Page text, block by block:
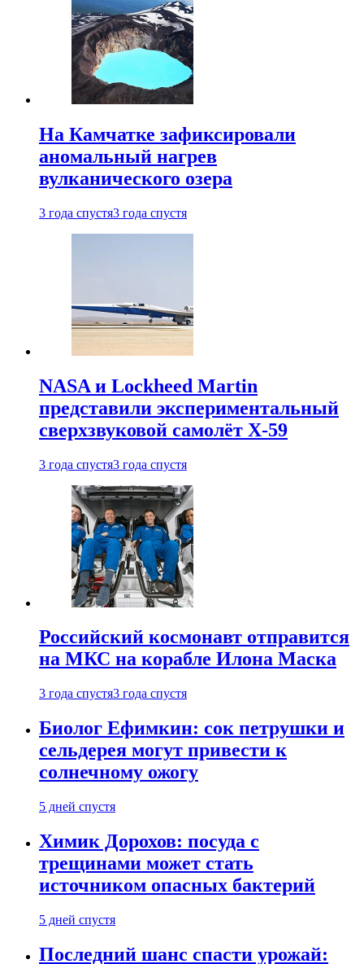
На Камчатке зафиксировали
аномальный нагрев
вулканического озера
3 года спустя3 года спустя
NASA и Lockheed Martin
представили экспериментальный
сверхзвуковой самолёт X-59
3 года спустя3 года спустя
Российский космонавт отправится
на МКС на корабле Илона Маска
3 года спустя3 года спустя
Биолог Ефимкин: сок петрушки и
сельдерея могут привести к
солнечному ожогу
5 дней спустя
Химик Дорохов: посуда с
трещинами может стать
источником опасных бактерий
5 дней спустя
Последний шанс спасти урожай: